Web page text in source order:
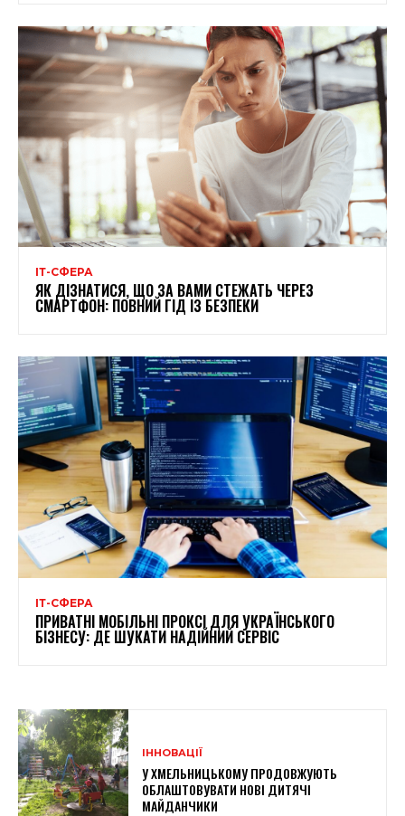
ІТ-СФЕРА
ЯК ДІЗНАТИСЯ, ЩО ЗА ВАМИ СТЕЖАТЬ ЧЕРЕЗ
СМАРТФОН: ПОВНИЙ ГІД ІЗ БЕЗПЕКИ
ІТ-СФЕРА
ПРИВАТНІ МОБІЛЬНІ ПРОКСІ ДЛЯ УКРАЇНСЬКОГО
БІЗНЕСУ: ДЕ ШУКАТИ НАДІЙНИЙ СЕРВІС
ІННОВАЦІЇ
У ХМЕЛЬНИЦЬКОМУ ПРОДОВЖУЮТЬ
ОБЛАШТОВУВАТИ НОВІ ДИТЯЧІ
МАЙДАНЧИКИ